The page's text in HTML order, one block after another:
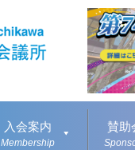
入会案内
Membership
賛助